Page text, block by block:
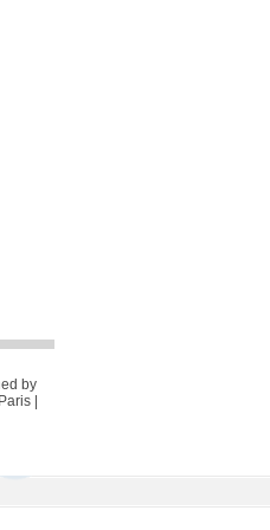
by
|